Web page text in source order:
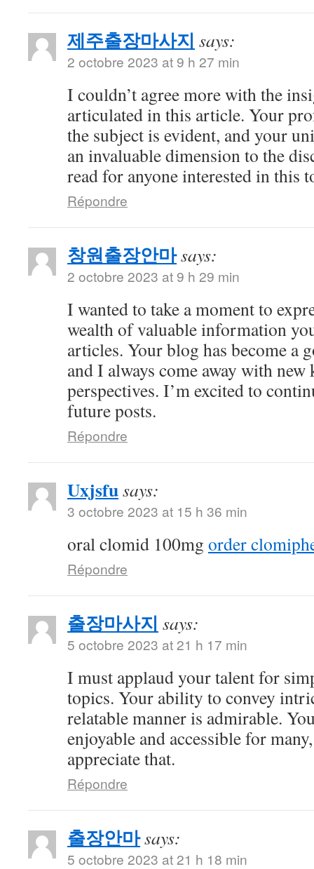
제주출장마사지 says:
2 octobre 2023 at 9 h 27 min
I couldn’t agree more with the
articulated in this article. Your
the subject is evident, and your
an invaluable dimension to the
read for anyone interested in this
Répondre
창원출장안마says:
2 octobre 2023 at 9 h 29 min
I wanted to take a moment to
wealth of valuable information
articles. Your blog has become a
and I always come away with
perspectives. I’m excited to
future posts.
Répondre
Uxjsfusays:
3 octobre 2023 at 15 h 36 min
oral clomid 100mg order
Répondre
출장마사지 says:
5 octobre 2023 at 21 h 17 min
I must applaud your talent for
topics. Your ability to convey
relatable manner is admirable.
enjoyable and accessible for
appreciate that.
Répondre
출장안마says:
5 octobre 2023 at 21 h 18 min